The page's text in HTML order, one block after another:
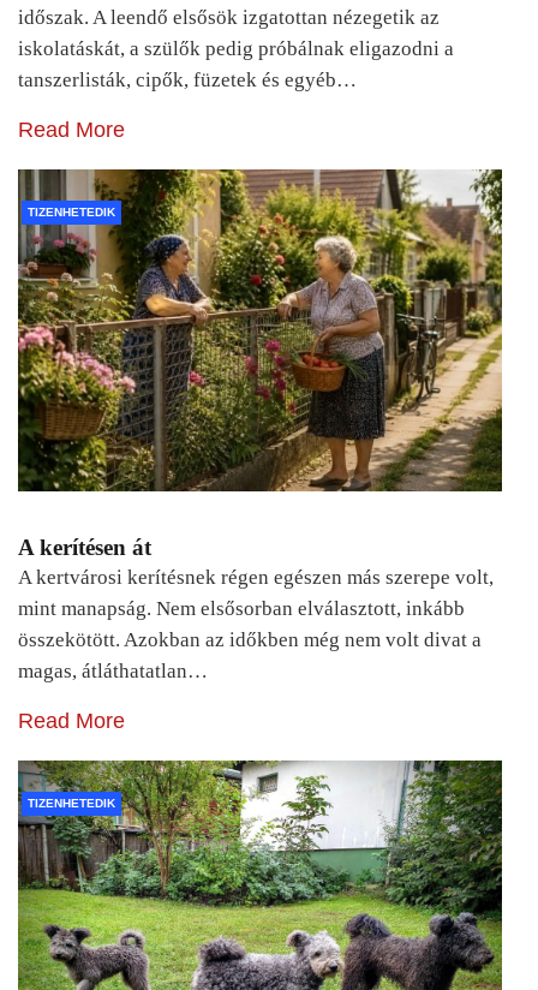
időszak. A leendő elsősök izgatottan nézegetik az
iskolatáskát, a szülők pedig próbálnak eligazodni a
tanszerlisták, cipők, füzetek és egyéb…
Read More
TIZENHETEDIK
A kerítésen át
A kertvárosi kerítésnek régen egészen más szerepe volt,
mint manapság. Nem elsősorban elválasztott, inkább
összekötött. Azokban az időkben még nem volt divat a
magas, átláthatatlan…
Read More
TIZENHETEDIK